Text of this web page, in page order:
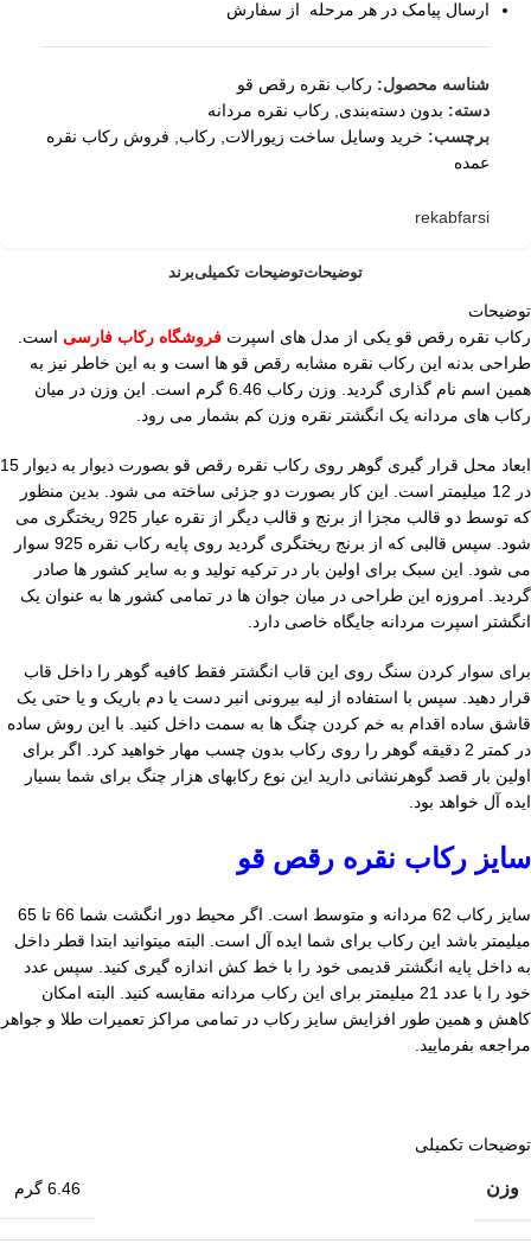
ارسال پیامک در هر مرحله از سفارش
شناسه محصول: رکاب نقره رقص قو
دسته: بدون دسته‌بندی, رکاب نقره مردانه
برچسب: خرید وسایل ساخت زیورالات, رکاب, فروش رکاب نقره
عمده
rekabfarsi
توضیحاتتوضیحات تکمیلیبرند
توضیحات
رکاب نقره رقص قو یکی از مدل های اسپرت فروشگاه رکاب فارسی است.
طراحی بدنه این رکاب نقره مشابه رقص قو ها است و به این خاطر نیز به
همین اسم نام گذاری گردید. وزن رکاب 6.46 گرم است. این وزن در میان
رکاب های مردانه یک انگشتر نقره وزن کم بشمار می رود.
ابعاد محل قرار گیری گوهر روی رکاب نقره رقص قو بصورت دیوار به دیوار 15
در 12 میلیمتر است. این کار بصورت دو جزئی ساخته می شود. بدین منظور
که توسط دو قالب مجزا از برنج و قالب دیگر از نقره عیار 925 ریختگری می
شود. سپس قالبی که از برنج ریختگری گردید روی پایه رکاب نقره 925 سوار
می شود. این سبک برای اولین بار در ترکیه تولید و به سایر کشور ها صادر
گردید. امروزه این طراحی در میان جوان ها در تمامی کشور ها به عنوان یک
انگشتر اسپرت مردانه جایگاه خاصی دارد.
برای سوار کردن سنگ روی این قاب انگشتر فقط کافیه گوهر را داخل قاب
قرار دهید. سپس با استفاده از لبه بیرونی انبر دست یا دم باریک و یا حتی یک
قاشق ساده اقدام به خم کردن چنگ ها به سمت داخل کنید. با این روش ساده
در کمتر 2 دقیقه گوهر را روی رکاب بدون چسب مهار خواهید کرد. اگر برای
اولین بار قصد گوهرنشانی دارید این نوع رکابهای هزار چنگ برای شما بسیار
ایده آل خواهد بود.
سایز رکاب نقره رقص قو
سایز رکاب 62 مردانه و متوسط است. اگر محیط دور انگشت شما 66 تا 65
میلیمتر باشد این رکاب برای شما ایده آل است. البته میتوانید ابتدا قطر داخل
به داخل پایه انگشتر قدیمی خود را با خط کش اندازه گیری کنید. سپس عدد
خود را با عدد 21 میلیمتر برای این رکاب مردانه مقایسه کنید. البته امکان
کاهش و همین طور افزایش سایز رکاب در تمامی مراکز تعمیرات طلا و جواهر
مراجعه بفرمایید.
توضیحات تکمیلی
وزن 6.46 گرم